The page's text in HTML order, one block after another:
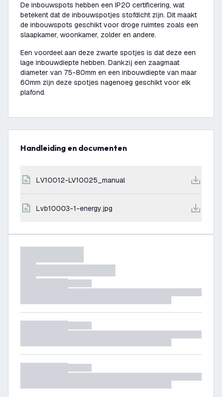
De inbouwspots hebben een IP20 certificering, wat
betekent dat de inbouwspotjes stofdicht zijn. Dit maakt
de inbouwspots geschikt voor droge ruimtes zoals een
slaapkamer, woonkamer, zolder en andere.
Een voordeel aan deze zwarte spotjes is dat deze een
lage inbouwdiepte hebben. Dankzij een zaagmaat
diameter van 75-80mm en een inbouwdiepte van maar
60mm zijn deze spotjes nagenoeg geschikt voor elk
plafond.
Handleiding en documenten
LV10012-LV10025_manual
lvb10003-1-energy.jpg